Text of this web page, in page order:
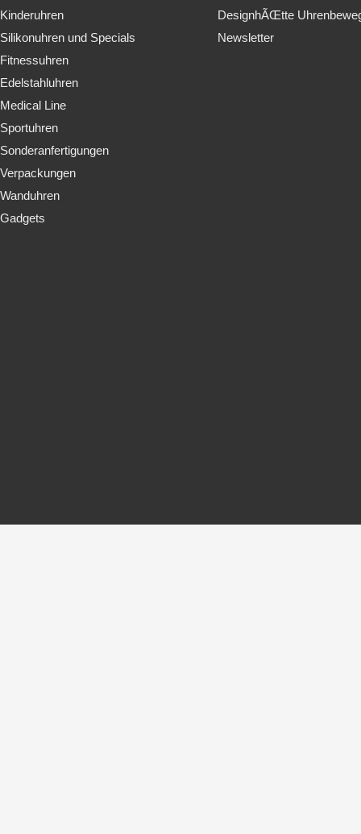
Kinderuhren
Silikonuhren und Specials
Fitnessuhren
Edelstahluhren
Medical Line
Sportuhren
Sonderanfertigungen
Verpackungen
Wanduhren
Gadgets
DesignhÃŒtte
Newsletter